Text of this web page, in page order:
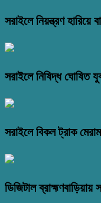
সরাইলে নিয়ন্ত্রণ
সরাইলে নিষিদ্ধ ঘোষিত
সরাইলে বিকল ট্রাক
ডিজিটাল